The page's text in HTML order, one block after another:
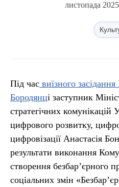
листопада
Під час виїзного
Бородянці заступник
стратегічних комунікацій
цифрового розвитку,
цифровізації Анастасія
результати виконання
створення безбар’єрного
соціальних змін